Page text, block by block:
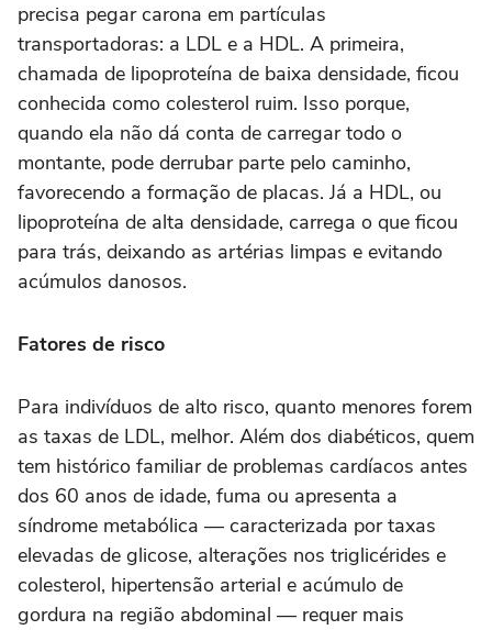
precisa pegar carona em partículas
transportadoras: a LDL e a HDL. A primeira,
chamada de lipoproteína de baixa densidade, ficou
conhecida como colesterol ruim. Isso porque,
quando ela não dá conta de carregar todo o
montante, pode derrubar parte pelo caminho,
favorecendo a formação de placas. Já a HDL, ou
lipoproteína de alta densidade, carrega o que ficou
para trás, deixando as artérias limpas e evitando
acúmulos danosos.
Fatores de risco
Para indivíduos de alto risco, quanto menores forem
as taxas de LDL, melhor. Além dos diabéticos, quem
tem histórico familiar de problemas cardíacos antes
dos 60 anos de idade, fuma ou apresenta a
síndrome metabólica — caracterizada por taxas
elevadas de glicose, alterações nos triglicérides e
colesterol, hipertensão arterial e acúmulo de
gordura na região abdominal — requer mais